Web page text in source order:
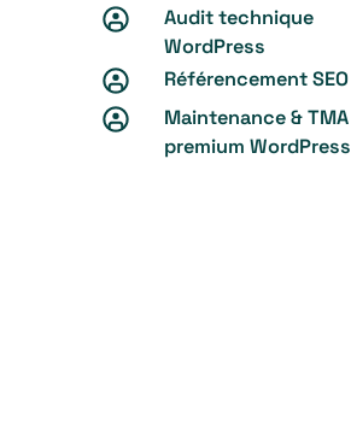
Audit technique
WordPress
Référencement SEO
Maintenance & TMA
premium WordPress